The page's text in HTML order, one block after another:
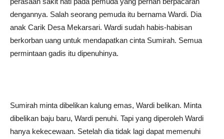
dengannya. Salah seorang pemuda itu bernama Wardi. Dia
anak Carik Desa Mekarsari. Wardi sudah habis-habisan
berkorban uang untuk mendapatkan cinta Sumirah. Semua
permintaan gadis itu dipenuhinya.
Sumirah minta dibelikan kalung emas, Wardi belikan. Minta
dibelikan baju baru, Wardi penuhi. Tapi yang diperoleh Wardi
hanya kekecewaan. Setelah dia tidak lagi dapat memenuhi